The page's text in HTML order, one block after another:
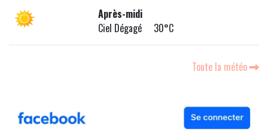
Après-midi
Ciel Dégagé 30°C
Toute la météo